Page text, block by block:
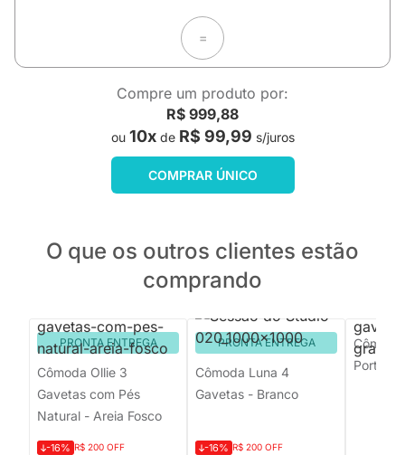
=
Compre um produto por:
R$ 999,88
ou 10xde R$ 99,99 s/juros
COMPRAR ÚNICO
O que os outros clientes estão
comprando
PRONTA ENTREGA
Cômoda Ollie 3
Gavetas com Pés
Natural - Areia Fosco
-16% R$ 200 OFF
PRONTA ENTREGA
Cômoda Luna 4
Gavetas - Branco
-16% R$ 200 OFF
Porta